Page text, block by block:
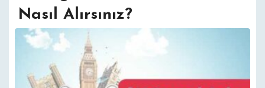
Nasıl Alırsınız?